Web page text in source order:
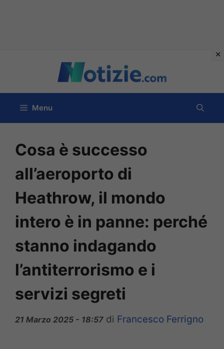
contenuto
Menu
Cosa è successo
all’aeroporto di
Heathrow, il mondo
intero è in panne: perché
stanno indagando
l’antiterrorismo e i
servizi segreti
21 Marzo 2025 - 18:57 di Francesco Ferrigno